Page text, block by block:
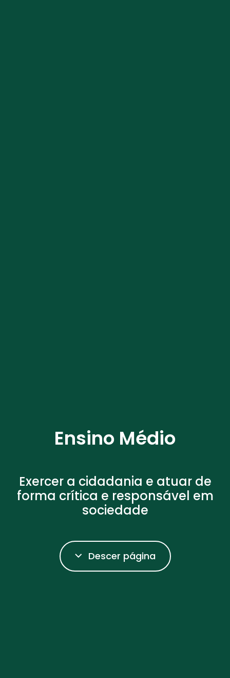
Ensino Médio
Exercer a cidadania e atuar de
forma crítica e responsável em
sociedade
Descer página